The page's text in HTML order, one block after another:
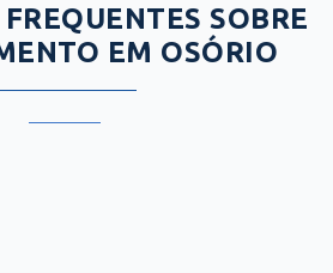
SOBRE
EM OSÓRIO